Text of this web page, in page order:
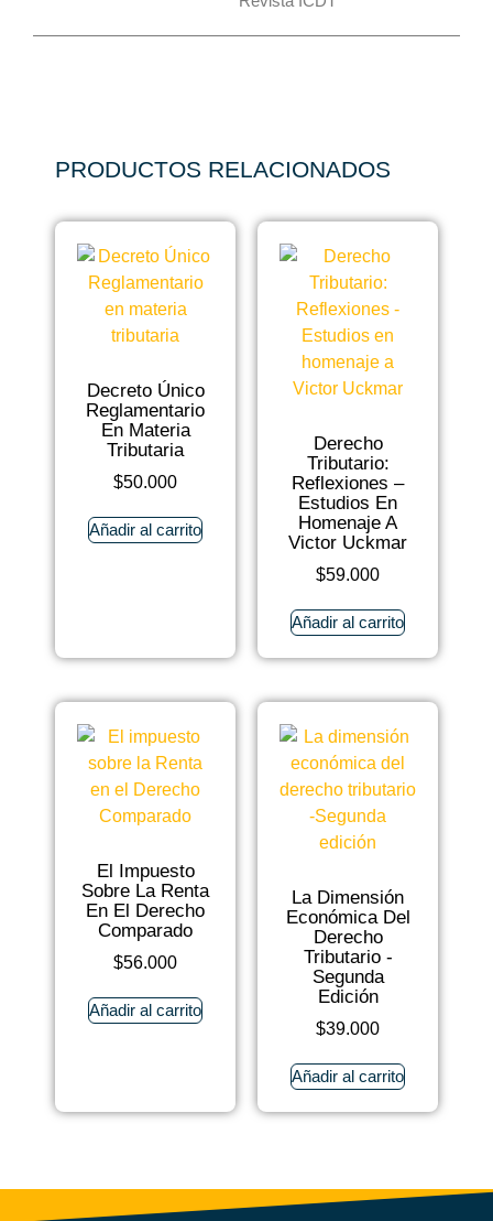
PRODUCTOS RELACIONADOS
Decreto Único
Reglamentario
En Materia
Tributaria
$50.000
Añadir al carrito
Derecho
Tributario:
Reflexiones –
Estudios En
Homenaje A
Victor Uckmar
$59.000
Añadir al carrito
El Impuesto
Sobre La Renta
En El Derecho
Comparado
$56.000
Añadir al carrito
La Dimensión
Económica Del
‪‎derecho
Tributario‬ -
Segunda
Edición
$39.000
Añadir al carrito